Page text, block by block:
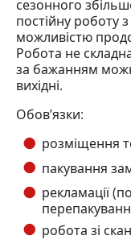
сезонного
постійну роботу
можливістю
Робота не
за бажанням
вихідні.
Обов’язки:
розміщення
пакування
рекламації
робота зі